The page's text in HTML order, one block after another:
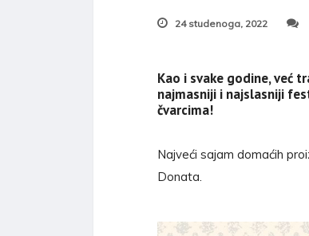
24 studenoga, 2022
Kao i svake godine, već
najmasniji i najslasniji
čvarcima!
Najveći sajam domaćih
Donata.